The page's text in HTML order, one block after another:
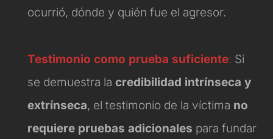
ocurrió, dónde y quién fue el agresor.
Testimonio como prueba suficiente: Si
se demuestra la credibilidad intrínseca y
extrínseca, el testimonio de la víctima no
requiere pruebas adicionales para fundar